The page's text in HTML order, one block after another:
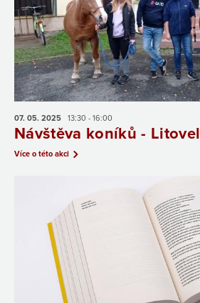
07. 05. 2025 13:30 - 16:00
Návštěva koníků - Litovel
Více o této akci